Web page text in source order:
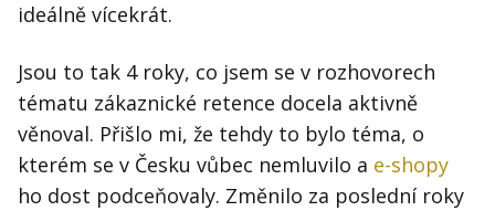
ideálně vícekrát.
Jsou to tak 4 roky, co jsem se v rozhovorech
tématu zákaznické retence docela aktivně
věnoval. Přišlo mi, že tehdy to bylo téma, o
kterém se v Česku vůbec nemluvilo a e-shopy
ho dost podceňovaly. Změnilo za poslední roky